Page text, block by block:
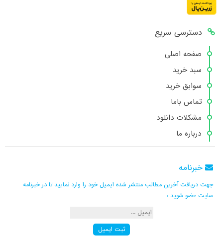
دسترسی سریع
صفحه اصلی
سبد خرید
سوابق خرید
تماس باما
مشکلات دانلود
درباره ما
خبرنامه
جهت دریافت آخرین مطالب منتشر شده ایمیل خود را وارد نمایید تا در خبرنامه
سایت عضو شوید :